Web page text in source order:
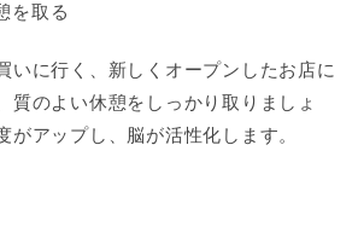
を取る
いに行く、新しくオープンしたお店に
質のよい休憩をしっかり取りましょ
がアップし、脳が活性化します。